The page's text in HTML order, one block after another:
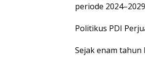
periode
Politikus PDI
Sejak enam